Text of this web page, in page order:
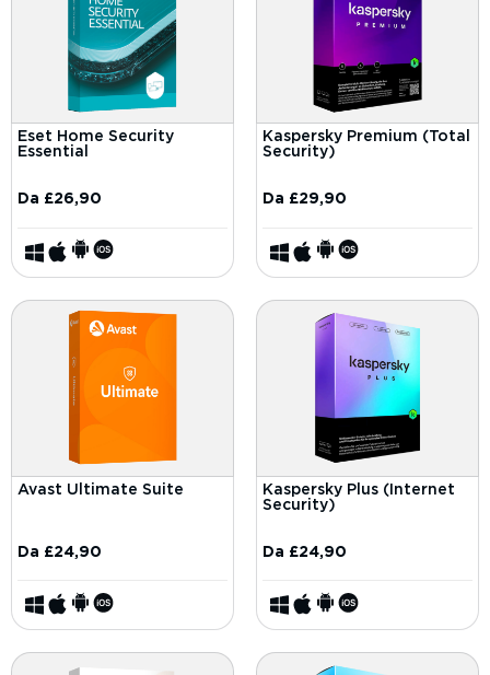
Eset Home Security
Essential
Da £26,90
Kaspersky Premium (Total
Security)
Da £29,90
Avast Ultimate Suite
Da £24,90
Kaspersky Plus (Internet
Security)
Da £24,90